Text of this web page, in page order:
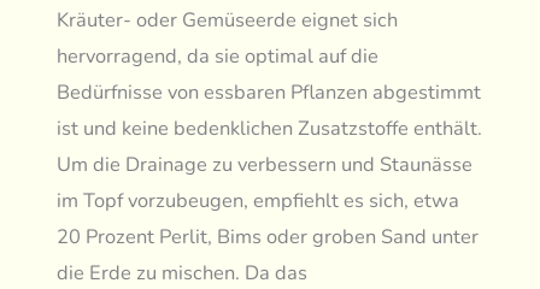
Kräuter- oder Gemüseerde eignet sich
hervorragend, da sie optimal auf die
Bedürfnisse von essbaren Pflanzen abgestimmt
ist und keine bedenklichen Zusatzstoffe enthält.
Um die Drainage zu verbessern und Staunässe
im Topf vorzubeugen, empfiehlt es sich, etwa
20 Prozent Perlit, Bims oder groben Sand unter
die Erde zu mischen. Da das